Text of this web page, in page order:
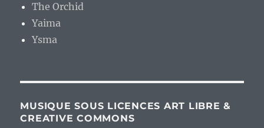
The Orchid
Yaima
Ysma
MUSIQUE SOUS LICENCES ART LIBRE &
CREATIVE COMMONS